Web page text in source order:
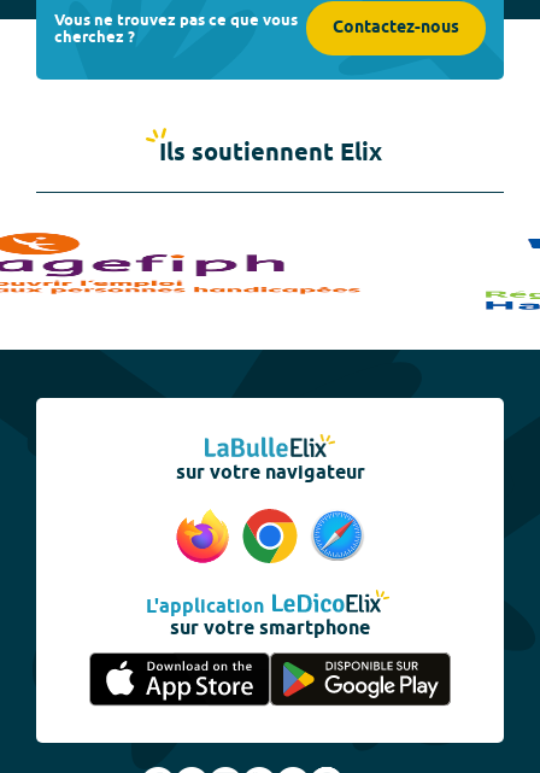
Vous ne trouvez pas ce que vous
cherchez ? Contactez-nous
Ils soutiennent Elix
sur votre navigateur
L'application
sur votre smartphone